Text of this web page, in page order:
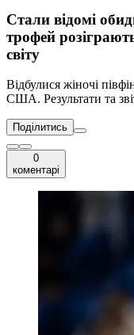
Стали відомі
трофей
світу
Відбулися жіночі
США. Результати та
Поділитись
0
коментарі